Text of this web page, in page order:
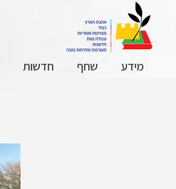
מידע שחף חדשות